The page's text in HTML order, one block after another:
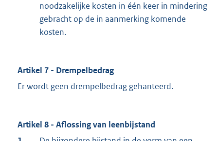
noodzakelijke kosten in één keer in mindering
gebracht op de in aanmerking komende
kosten.
Artikel 7 - Drempelbedrag
Er wordt geen drempelbedrag gehanteerd.
Artikel 8 - Aflossing van leenbijstand